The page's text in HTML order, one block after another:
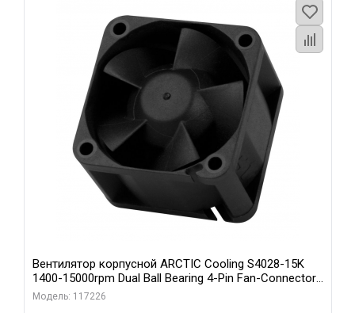
Вентилятор корпусной ARCTIC Cooling S4028-15K
1400-15000rpm Dual Ball Bearing 4-Pin Fan-Connector
(ACFAN00264A)
Модель: 117226